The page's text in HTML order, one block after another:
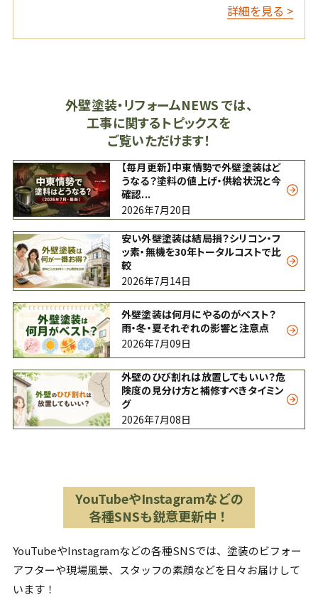
詳細を見る >
外壁塗装・リフォームNEWS では、
工事に関するトピックスを
ご覧いただけます！
【毎月更新】中東情勢で外壁塗装はど
うなる？塗料の値上げ・供給状況と今
確認...
2026年7月20日
安い外壁塗装は結局損？シリコン・フ
ッ素・無機を30年トータルコストで比
較
2026年7月14日
外壁塗装は何月にやるのがベスト？
雨・冬・夏それぞれの影響と注意点
2026年7月09日
外壁のひび割れは放置してもいい？危
険度の見分け方と補修すべきタイミン
グ
2026年7月08日
YouTubeやInstagramなどの
各種SNSも鋭意更新中！
YouTubeやInstagramなどの各種SNSでは、塗装のビフォー
アフターや現場風景、スタッフの素顔などを日々お届けして
います！